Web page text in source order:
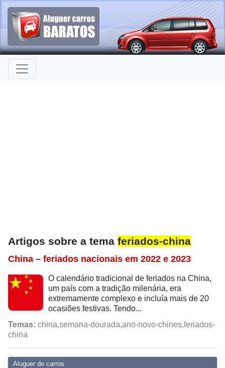
Aluguer de carros
Artigos sobre a tema feriados-china
China – feriados nacionais em 2022 e 2023
O calendário tradicional de feriados na China,
um país com a tradição milenária, era
extremamente complexo e incluía mais de 20
ocasiões festivas. Tendo...
Temas: china,semana-dourada,ano-novo-chines,feriados-
china